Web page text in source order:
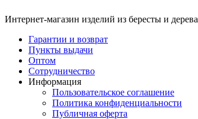
Интернет-магазин изделий из бересты и дерева
Гарантии и возврат
Пункты выдачи
Оптом
Сотрудничество
Информация
Пользовательское соглашение
Политика конфиденциальности
Публичная оферта